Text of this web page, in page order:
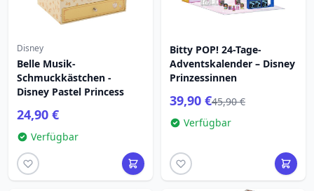
Disney
Belle Musik-
Schmuckkästchen -
Disney Pastel Princess
24,90 €
Verfügbar
Bitty POP! 24-Tage-
Adventskalender – Disney
Prinzessinnen
39,90 €45,90 €
Verfügbar